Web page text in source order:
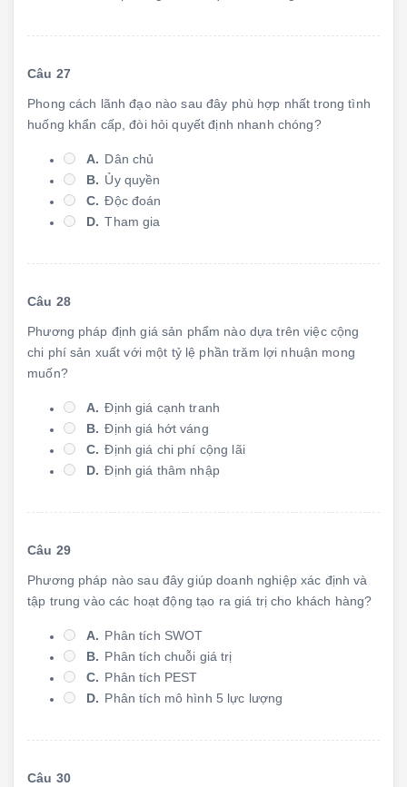
Câu 27
Phong cách lãnh đạo nào sau đây phù hợp nhất trong tình
huống khẩn cấp, đòi hỏi quyết định nhanh chóng?
A. Dân chủ
B. Ủy quyền
C. Độc đoán
D. Tham gia
Câu 28
Phương pháp định giá sản phẩm nào dựa trên việc cộng
chi phí sản xuất với một tỷ lệ phần trăm lợi nhuận mong
muốn?
A. Định giá cạnh tranh
B. Định giá hớt váng
C. Định giá chi phí cộng lãi
D. Định giá thâm nhập
Câu 29
Phương pháp nào sau đây giúp doanh nghiệp xác định và
tập trung vào các hoạt động tạo ra giá trị cho khách hàng?
A. Phân tích SWOT
B. Phân tích chuỗi giá trị
C. Phân tích PEST
D. Phân tích mô hình 5 lực lượng
Câu 30